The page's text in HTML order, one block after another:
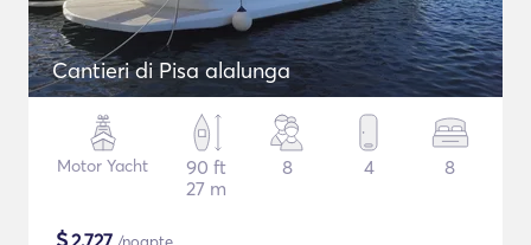
Cantieri di Pisa alalunga
Motor Yacht
90 ft
27 m
8 4 8
2,727